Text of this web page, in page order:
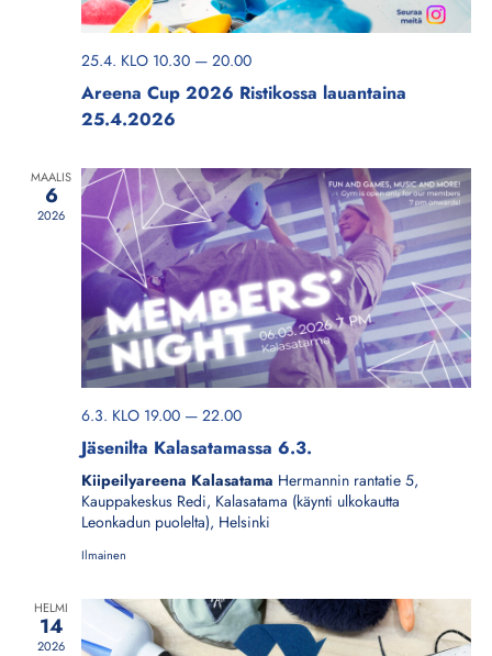
N
i
l
i
n
t
a
25.4. KLO 10.30— 20.00
Areena Cup 2026 Ristikossa lauantaina
25.4.2026
MAALIS
6
2026
6.3. KLO 19.00— 22.00
Jäsenilta Kalasatamassa 6.3.
Kiipeilyareena Kalasatama Hermannin rantatie 5,
Kauppakeskus Redi, Kalasatama (käynti ulkokautta
Leonkadun puolelta), Helsinki
Ilmainen
HELMI
14
2026